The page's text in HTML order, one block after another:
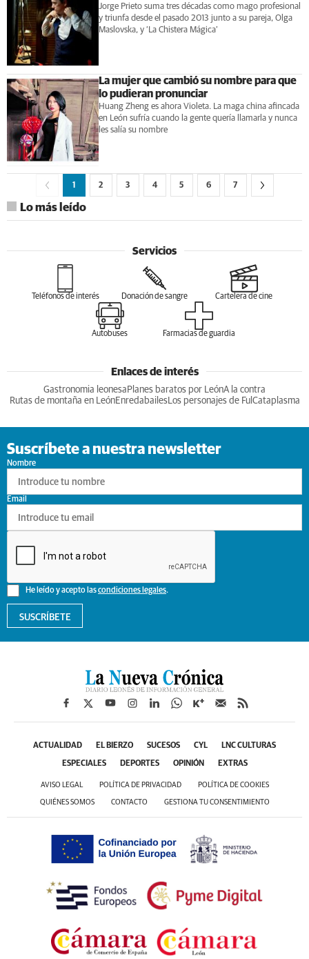
Jorge Prieto suma tres décadas como mago profesional
y triunfa desde el pasado 2013 junto a su pareja, Olga
Maslovska, y ‘La Chistera Mágica’
La mujer que cambió su nombre para que
lo pudieran pronunciar
Huang Zheng es ahora Violeta. La maga china afincada
en León sufría cuando la gente quería llamarla y nunca
les salía su nombre
1 2 3 4 5 6 7
Lo más leído
Servicios
Teléfonos de interés Donación de sangre Cartelera de cine
Autobuses Farmacias de guardia
Enlaces de interés
Gastronomia leonesa Planes baratos por LeónA la contra
Rutas de montaña en LeónEnredabailesLos personajes de Ful Cataplasma
Suscríbete a nuestra newsletter
Nombre
He leído y acepto lascondiciones legales.
Email
SUSCRÍBETE
ACTUALIDAD EL BIERZO SUCESOS CYL LNC CULTURAS
ESPECIALES DEPORTES OPINIÓN EXTRAS
AVISO LEGAL POLÍTICA DE PRIVACIDAD POLÍTICA DE COOKIES
QUIÉNES SOMOS CONTACTO GESTIONA TU CONSENTIMIENTO